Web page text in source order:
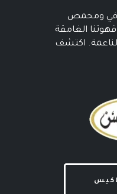
ومحمص
الغامقة
اكتشف